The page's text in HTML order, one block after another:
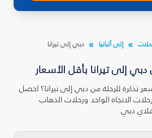
إلى ألبانيا دبي إلى تيرانا
إلى تيرانا بأقل الأسعار
تذكرة للرحلة من دبي إلى تيرانا؟ احصل
الاتجاه الواحد ورحلات الذهاب
دبي.